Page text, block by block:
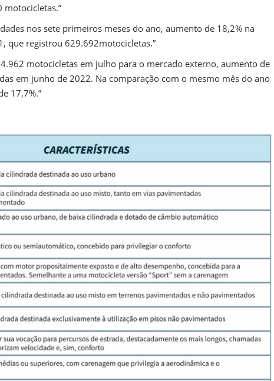
nos sete primeiros meses do ano, aumento de 18,2% na
que registrou 629.692motocicletas.”
motocicletas em julho para o mercado externo, aumento de
em junho de 2022. Na comparação com o mesmo mês do ano
17,7%.”